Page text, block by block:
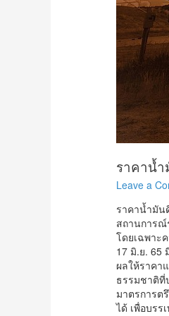
ราคาน้ำ
Leave a
ราคาน้ำมัน
สถานการณ์
โดยเฉพาะ
17 มิ.ย. 65
ผลให้ราคา
ธรรมชาติที่
มาตรการต
ได้ เพื่อบร